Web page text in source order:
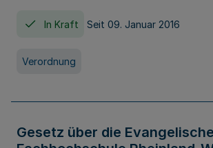
In Kraft Seit 09. Januar 2016
Verordnung
Gesetz über die Evangelische